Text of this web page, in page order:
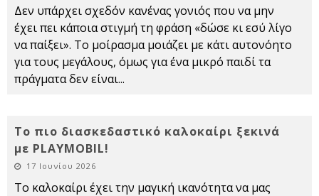
Δεν υπάρχει σχεδόν κανένας γονιός που να μην
έχει πει κάποια στιγμή τη φράση «δώσε κι εσύ λίγο
να παίξει». Το μοίρασμα μοιάζει με κάτι αυτονόητο
για τους μεγάλους, όμως για ένα μικρό παιδί τα
πράγματα δεν είναι...
Το πιο διασκεδαστικό καλοκαίρι ξεκινά
με PLAYMOBIL!
17 Ιουνίου 2026
Το καλοκαίρι έχει την μαγική ικανότητα να μας